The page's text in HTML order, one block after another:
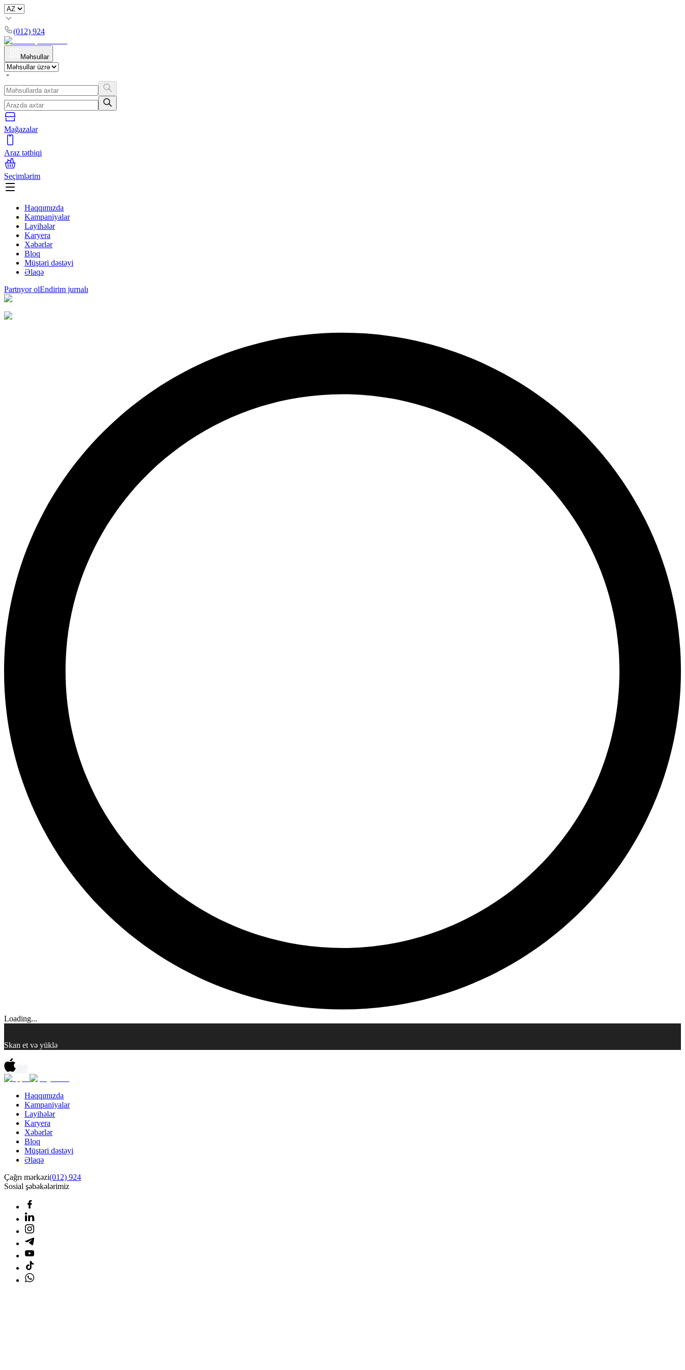
(012) 924
Məhsullar
Mağazalar
Araz tətbiqi
Seçimlərim
Haqqımızda
Kampaniyalar
Layihələr
Karyera
Xəbərlər
Bloq
Müştəri dəstəyi
Əlaqə
Partnyor olEndirim jurnalı
Loading...
Skan et və yüklə
Haqqımızda
Kampaniyalar
Layihələr
Karyera
Xəbərlər
Bloq
Müştəri dəstəyi
Əlaqə
Çağrı mərkəzi(012) 924
Sosial şəbəkələrimiz